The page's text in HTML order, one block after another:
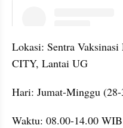
Lokasi: Sentra
CITY, Lantai UG
Hari: Jumat-Minggu (28-
Waktu: 08.00-14.00 WIB